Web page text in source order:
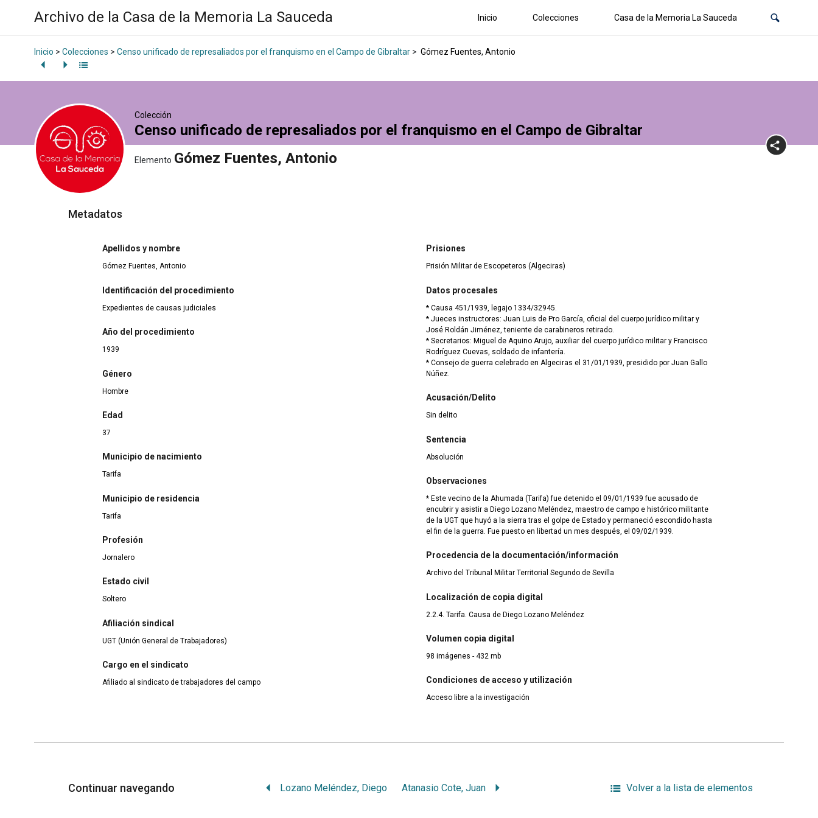
Archivo de la Casa de la Memoria La Sauceda Inicio Colecciones Casa de la Memoria La Sauceda
Inicio > Colecciones > Censo unificado de represaliados por el franquismo en el Campo de Gibraltar > Gómez Fuentes, Antonio
Colección
Censo unificado de represaliados por el franquismo en el Campo de Gibraltar
Elemento Gómez Fuentes, Antonio
Metadatos
Apellidos y nombre
Gómez Fuentes, Antonio
Identificación del procedimiento
Expedientes de causas judiciales
Año del procedimiento
1939
Género
Hombre
Edad
37
Municipio de nacimiento
Tarifa
Municipio de residencia
Tarifa
Profesión
Jornalero
Estado civil
Soltero
Afiliación sindical
UGT (Unión General de Trabajadores)
Cargo en el sindicato
Afiliado al sindicato de trabajadores del campo
Prisiones
Prisión Militar de Escopeteros (Algeciras)
Datos procesales
* Causa 451/1939, legajo 1334/32945.
* Jueces instructores: Juan Luis de Pro García, oficial del cuerpo jurídico militar y
José Roldán Jiménez, teniente de carabineros retirado.
* Secretarios: Miguel de Aquino Arujo, auxiliar del cuerpo jurídico militar y Francisco
Rodríguez Cuevas, soldado de infantería.
* Consejo de guerra celebrado en Algeciras el 31/01/1939, presidido por Juan Gallo
Núñez.
Acusación/Delito
Sin delito
Sentencia
Absolución
Observaciones
* Este vecino de la Ahumada (Tarifa) fue detenido el 09/01/1939 fue acusado de
encubrir y asistir a Diego Lozano Meléndez, maestro de campo e histórico militante
de la UGT que huyó a la sierra tras el golpe de Estado y permaneció escondido hasta
el fin de la guerra. Fue puesto en libertad un mes después, el 09/02/1939.
Procedencia de la documentación/información
Archivo del Tribunal Militar Territorial Segundo de Sevilla
Localización de copia digital
2.2.4. Tarifa. Causa de Diego Lozano Meléndez
Volumen copia digital
98 imágenes - 432 mb
Condiciones de acceso y utilización
Acceso libre a la investigación
Continuar navegando Lozano Meléndez, Diego Atanasio Cote, Juan Volver a la lista de elementos